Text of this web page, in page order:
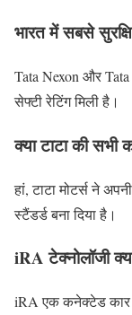
भारत में सबसे
Tata Nexon और Tata
सेफ्टी रेटिंग मिली है।
क्या टाटा की सभी
हां, टाटा मोटर्स ने
स्टैंडर्ड बना दिया है।
iRA टेक्नोलॉजी
iRA एक कनेक्टेड कार